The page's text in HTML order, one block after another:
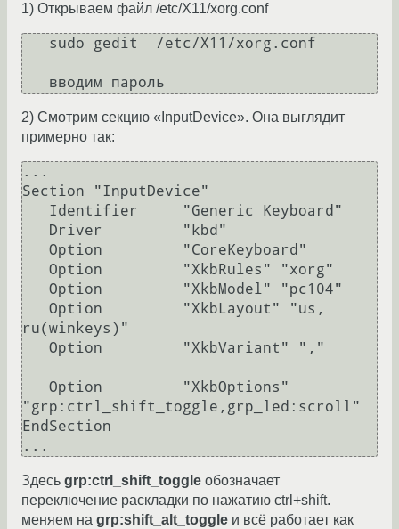
1) Открываем файл /etc/X11/xorg.conf
   вводим пароль
2) Смотрим секцию «InputDevice». Она выглядит
примерно так:
...
Section "InputDevice"
ru(winkeys)"
"grp:ctrl_shift_toggle,grp_led:scroll"
EndSection
Здесь grp:ctrl_shift_toggle обозначает
переключение раскладки по нажатию ctrl+shift.
меняем на grp:shift_alt_toggle и всё работает как